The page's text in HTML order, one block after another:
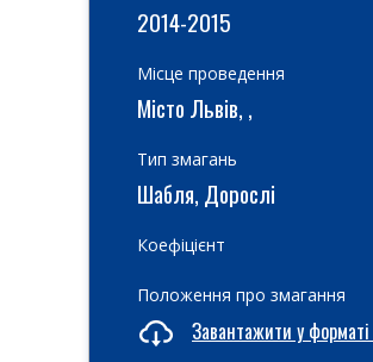
2014-2015
Місце проведення
Місто Львів, ,
Тип змагань
Шабля, Дорослі
Коефіцієнт
Положення про змагання
Завантажити у форматі